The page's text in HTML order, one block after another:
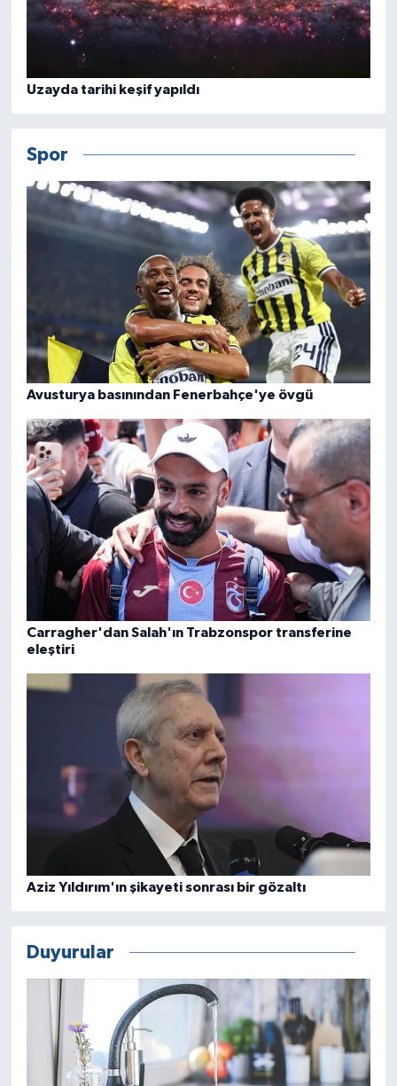
Uzayda tarihi keşif yapıldı
Spor
Avusturya basınından Fenerbahçe'ye övgü
Carragher'dan Salah'ın Trabzonspor transferine
eleştiri
Aziz Yıldırım'ın şikayeti sonrası bir gözaltı
Duyurular